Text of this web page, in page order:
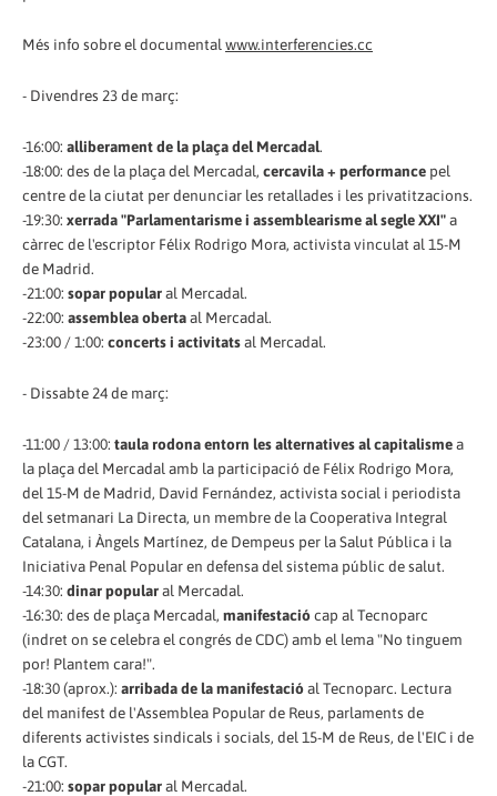
Més info sobre el documental www.interferencies.cc
- Divendres 23 de març:
-16:00: alliberament de la plaça del Mercadal.
-18:00: des de la plaça del Mercadal, cercavila + performance pel
centre de la ciutat per denunciar les retallades i les privatitzacions.
-19:30: xerrada "Parlamentarisme i assemblearisme al segle XXI"a
càrrec de l'escriptor Félix Rodrigo Mora, activista vinculat al 15-M
de Madrid.
-21:00: sopar popularal Mercadal.
-22:00: assemblea obertaal Mercadal.
-23:00 / 1:00: concerts i activitatsal Mercadal.
- Dissabte 24 de març:
-11:00 / 13:00: taula rodona entorn les alternatives al capitalismea
la plaça del Mercadal amb la participació de Félix Rodrigo Mora,
del 15-M de Madrid, David Fernández, activista social i periodista
del setmanari La Directa, un membre de la Cooperativa Integral
Catalana, i Àngels Martínez, de Dempeus per la Salut Pública i la
Iniciativa Penal Popular en defensa del sistema públic de salut.
-14:30: dinar popularal Mercadal.
-16:30: des de plaça Mercadal, manifestaciócap al Tecnoparc
(indret on se celebra el congrés de CDC) amb el lema "No tinguem
por! Plantem cara!".
-18:30 (aprox.): arribada de la manifestacióal Tecnoparc. Lectura
del manifest de l'Assemblea Popular de Reus, parlaments de
diferents activistes sindicals i socials, del 15-M de Reus, de l'EIC i de
la CGT.
-21:00: sopar popularal Mercadal.